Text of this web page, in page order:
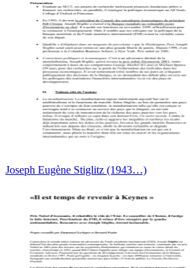
Joseph Eugène Stiglitz (1943…)